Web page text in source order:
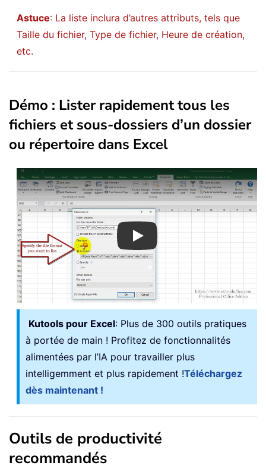
Astuce: La liste inclura d’autres attributs, tels que
Taille du fichier, Type de fichier, Heure de création,
etc.
Démo : Lister rapidement tous les
fichiers et sous-dossiers d’un dossier
ou répertoire dans Excel
Play
Kutools pour Excel: Plus de 300 outils pratiques
à portée de main ! Profitez de fonctionnalités
alimentées par l’IA pour travailler plus
intelligemment et plus rapidement !Téléchargez
dès maintenant !
Outils de productivité
recommandés